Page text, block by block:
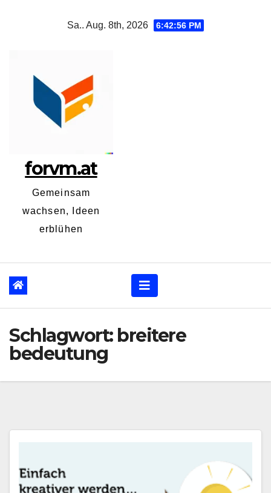
Sa.. Aug. 8th, 2026 6:42:56 PM
forvm.at
Gemeinsam
wachsen, Ideen
erblühen
Schlagwort: breitere
bedeutung